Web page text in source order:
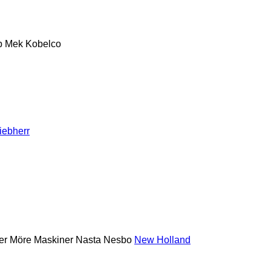
Mek Kobelco
Möre Maskiner Nasta Nesbo New Holland